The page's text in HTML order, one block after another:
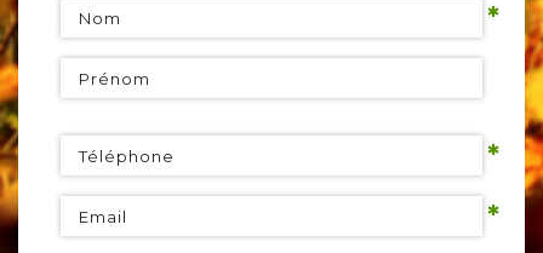
Nom *
Prénom
Téléphone *
Email *